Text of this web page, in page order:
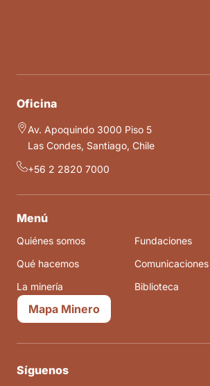
Oficina
Av. Apoquindo 3000 Piso 5
Las Condes, Santiago, Chile
+56 2 2820 7000
Menú
Quiénes somos
Qué hacemos
La minería
Fundaciones
Comunicaciones
Biblioteca
Mapa Minero
Síguenos